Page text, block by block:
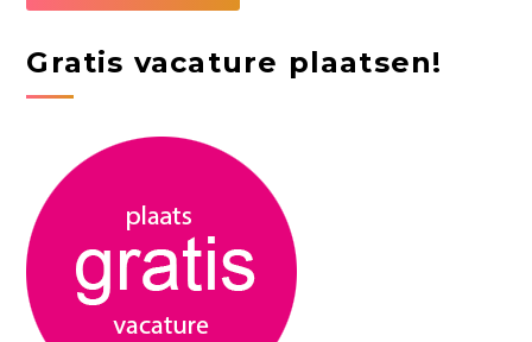
Gratis vacature plaatsen!